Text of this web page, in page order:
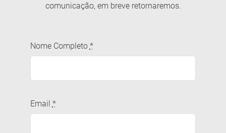
comunicação, em breve retornaremos.
Nome Completo *
Email *